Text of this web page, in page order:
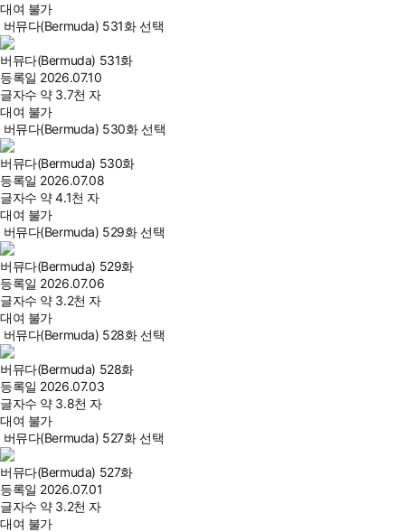
대여 불가
버뮤다(Bermuda) 531화 선택
버뮤다(Bermuda) 531화
등록일 2026.07.10
글자수 약 3.7천 자
대여 불가
버뮤다(Bermuda) 530화 선택
버뮤다(Bermuda) 530화
등록일 2026.07.08
글자수 약 4.1천 자
대여 불가
버뮤다(Bermuda) 529화 선택
버뮤다(Bermuda) 529화
등록일 2026.07.06
글자수 약 3.2천 자
대여 불가
버뮤다(Bermuda) 528화 선택
버뮤다(Bermuda) 528화
등록일 2026.07.03
글자수 약 3.8천 자
대여 불가
버뮤다(Bermuda) 527화 선택
버뮤다(Bermuda) 527화
등록일 2026.07.01
글자수 약 3.2천 자
대여 불가